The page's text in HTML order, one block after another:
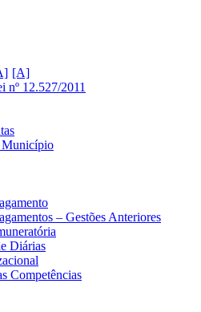
nº 12.527/2011
– Gestões Anteriores
Diárias
Competências